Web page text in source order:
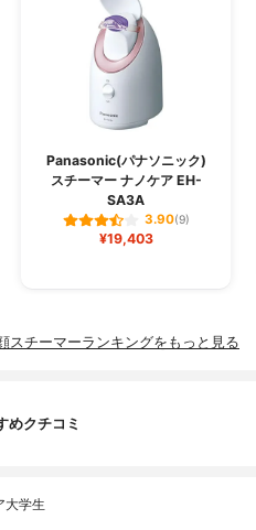
Panasonic(パナソニック)
スチーマー ナノケア EH-
SA3A
3.90(9)
¥19,403
スチーマーランキングをもっと見る
めクチコミ
大学生